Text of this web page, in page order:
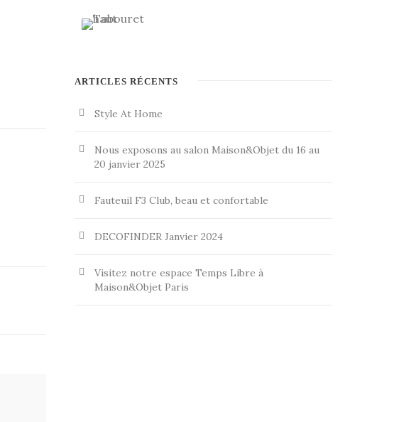
ARTICLES RÉCENTS
Style At Home
Nous exposons au salon Maison&Objet du 16 au
20 janvier 2025
Fauteuil F3 Club, beau et confortable
DECOFINDER Janvier 2024
Visitez notre espace Temps Libre à
Maison&Objet Paris